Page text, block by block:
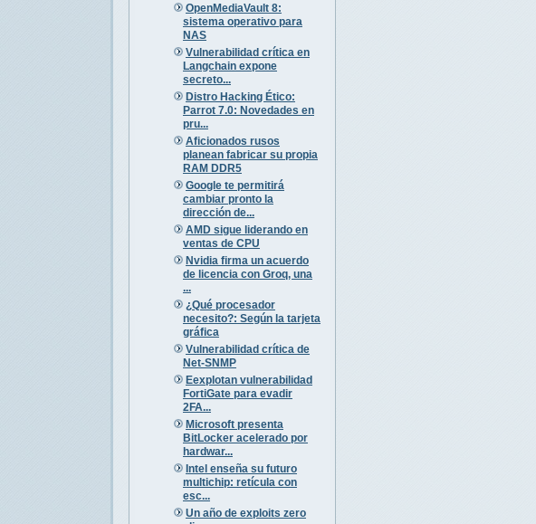
OpenMediaVault 8:
sistema operativo para
NAS
Vulnerabilidad crítica en
Langchain expone
secreto...
Distro Hacking Ético:
Parrot 7.0: Novedades en
pru...
Aficionados rusos
planean fabricar su propia
RAM DDR5
Google te permitirá
cambiar pronto la
dirección de...
AMD sigue liderando en
ventas de CPU
Nvidia firma un acuerdo
de licencia con Groq, una
...
¿Qué procesador
necesito?: Según la tarjeta
gráfica
Vulnerabilidad crítica de
Net-SNMP
Eexplotan vulnerabilidad
FortiGate para evadir
2FA...
Microsoft presenta
BitLocker acelerado por
hardwar...
Intel enseña su futuro
multichip: retícula con
esc...
Un año de exploits zero